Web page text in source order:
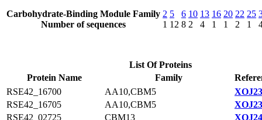
Carbohydrate-Binding Module Family
Number of sequences
2
1
5
12
6
8
10
2
13
4
16
1
20
1
22
2
25
1
List Of Proteins
Protein Name
Family
RSE42_16700
AA10,CBM5
RSE42_16705
AA10,CBM5
RSE42_02725
CBM13